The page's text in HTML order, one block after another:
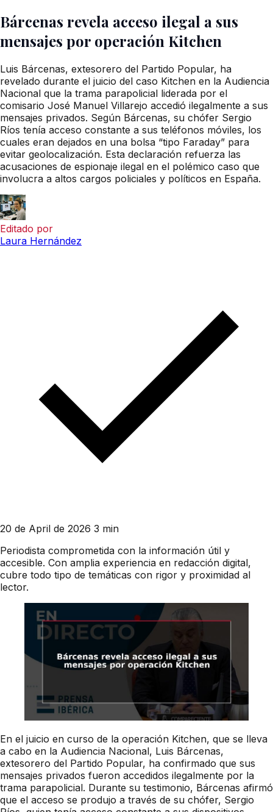
Bárcenas revela acceso ilegal a sus
mensajes por operación Kitchen
Luis Bárcenas, extesorero del Partido Popular, ha
revelado durante el juicio del caso Kitchen en la Audiencia
Nacional que la trama parapolicial liderada por el
comisario José Manuel Villarejo accedió ilegalmente a sus
mensajes privados. Según Bárcenas, su chófer Sergio
Ríos tenía acceso constante a sus teléfonos móviles, los
cuales eran dejados en una bolsa “tipo Faraday” para
evitar geolocalización. Esta declaración refuerza las
acusaciones de espionaje ilegal en el polémico caso que
involucra a altos cargos policiales y políticos en España.
Editado por
Laura Hernández
20 de April de 2026 3 min
Periodista comprometida con la información útil y
accesible. Con amplia experiencia en redacción digital,
cubre todo tipo de temáticas con rigor y proximidad al
lector.
En el juicio en curso de la operación Kitchen, que se lleva
a cabo en la Audiencia Nacional, Luis Bárcenas,
extesorero del Partido Popular, ha confirmado que sus
mensajes privados fueron accedidos ilegalmente por la
trama parapolicial. Durante su testimonio, Bárcenas afirmó
que el acceso se produjo a través de su chófer, Sergio